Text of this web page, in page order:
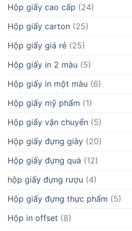
Hộp giấy cao cấp (24)
Hộp giấy carton (25)
Hộp giấy giá rẻ (25)
Hộp giấy in 2 màu (5)
Hộp giấy in một màu (6)
Hộp giấy mỹ phẩm (1)
Hộp giấy vận chuyển (5)
Hộp giấy đựng giày (20)
Hộp giấy đựng quà (12)
hộp giấy đựng rượu (4)
Hộp giấy đựng thực phẩm (5)
Hộp in offset (8)